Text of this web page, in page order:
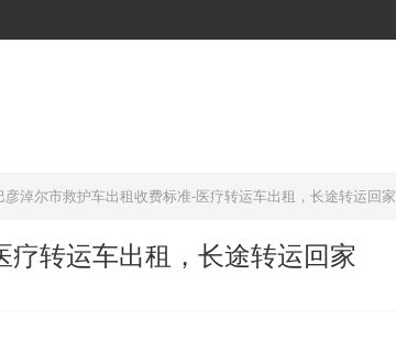
彦淖尔市救护车出租收费标准-医疗转运车出租，长途转运回家
转运车出租，长途转运回家